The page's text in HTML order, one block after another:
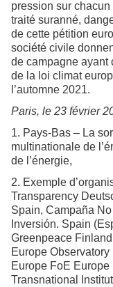
pression sur
traité suranné,
de cette pétition
société civile
de campagne ayant
de la loi climat
l’automne 2021.
Paris, le 23 février
1. Pays-Bas – La
multinationale de
de l’énergie,
2. Exemple
Transparency
Spain, Campaña
Inversión. Spain
Greenpeace
Europe
Europe FoE
Transnational